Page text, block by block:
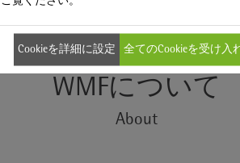
WMFについて
About
Cookieを詳細に設定 全てのCookieを受け入